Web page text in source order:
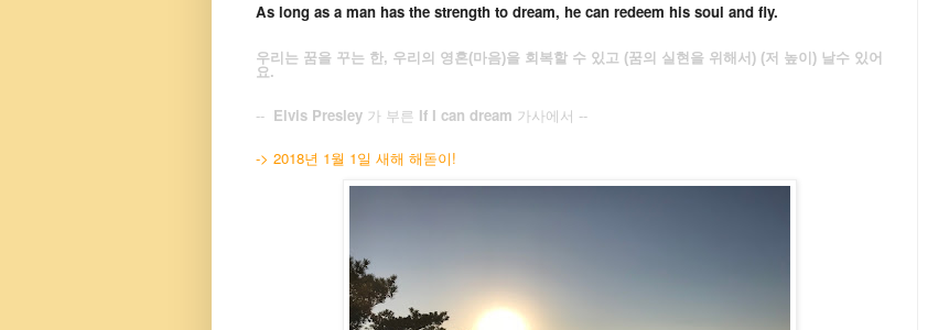
As long as a man has the strength to dream, he can redeem his soul and fly.
우리는 꿈을 꾸는 한, 우리의 영혼(마음)을 회복할 수 있고 (꿈의 실현을 위해서) (저 높이) 날수 있어
요.
-- Elvis Presley 가 부른 If I can dream 가사에서 --
-> 2018년 1월 1일 새해 해돋이!